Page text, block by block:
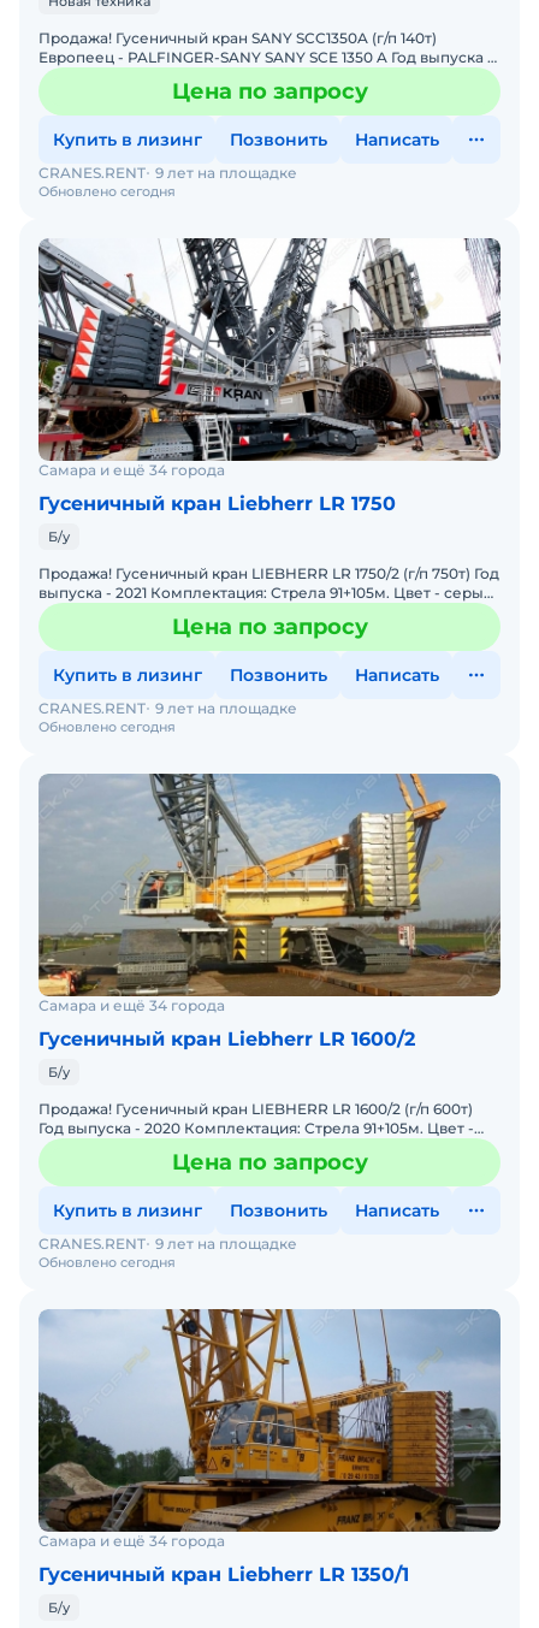
Продажа! Гусеничный кран SANY SCC1350A (г/п 140т)
Европеец - PALFINGER-SANY SANY SCE 1350 A Год выпуска -
Цена по запросу
Купить в лизинг Позвонить Написать
Обновлено сегодня
CRANES.RENT 9 лет на площадке
Самара и ещё 34 города
Гусеничный кран Liebherr LR 1750
Б/у
Продажа! Гусеничный кран LIEBHERR LR 1750/2 (г/п 750т) Год
выпуска - 2021 Комплектация: Стрела 91+105м. Цвет - серый
Наработка - 4500 м/ч. Состояние: Отлич
Цена по запросу
Купить в лизинг Позвонить Написать
Обновлено сегодня
CRANES.RENT 9 лет на площадке
Самара и ещё 34 города
Гусеничный кран Liebherr LR 1600/2
Б/у
Продажа! Гусеничный кран LIEBHERR LR 1600/2 (г/п 600т)
Год выпуска - 2020 Комплектация: Стрела 91+105м. Цвет -
Цена по запросу
Купить в лизинг Позвонить Написать
Обновлено сегодня
CRANES.RENT 9 лет на площадке
Самара и ещё 34 города
Гусеничный кран Liebherr LR 1350/1
Б/у